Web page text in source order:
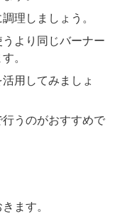
理しましょう。
より同じバーナー
。
用してみましょ
うのがおすすめで
ます。